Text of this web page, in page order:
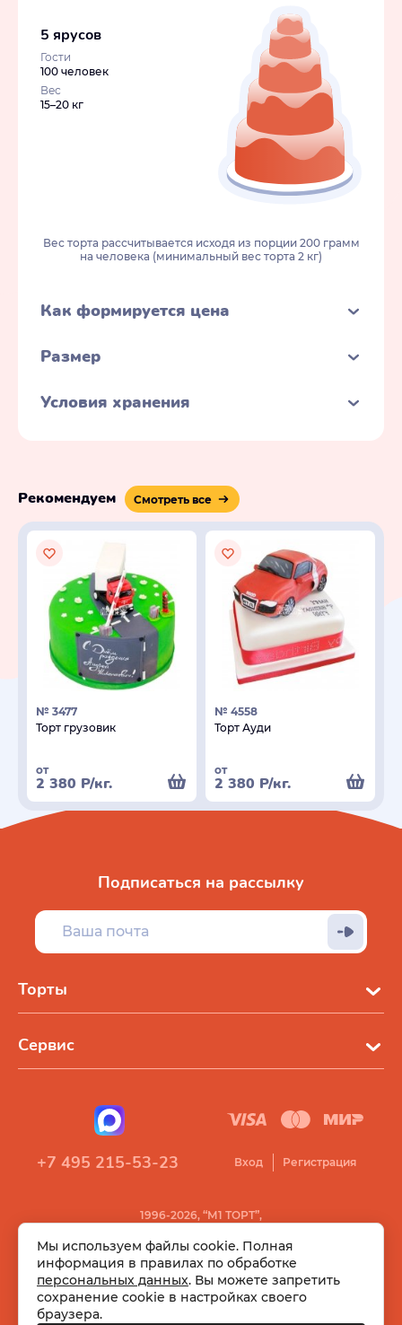
5 ярусов
Гости
100 человек
Вес
15–20 кг
Вес торта рассчитывается исходя из порции 200 грамм
на человека (минимальный вес торта 2 кг)
Как формируется цена
Размер
Условия хранения
Рекомендуем Смотреть все
№ 3477
Торт грузовик
от
2 380 Р/кг.
№ 4558
Торт Ауди
от
2 380 Р/кг.
Торты
Сервис
Подписаться на рассылку
1996-2026, “М1 ТОРТ”,
+7 495 215-53-23 Вход Регистрация
Мы используем файлы cookie. Полная
информация в правилах по обработке
персональных данных. Вы можете запретить
сохранение cookie в настройках своего
браузера.